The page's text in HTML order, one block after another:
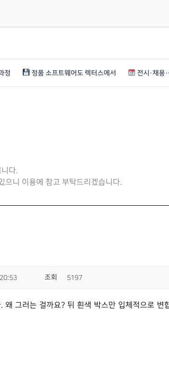
정 정품 소프트웨어도 렉터스에서 전시·채용
다.
으니 이용에 참고 부탁드리겠습니다.
조회 5197
그러는 걸까요? 뒤 흰색 박스만 입체적으로 변